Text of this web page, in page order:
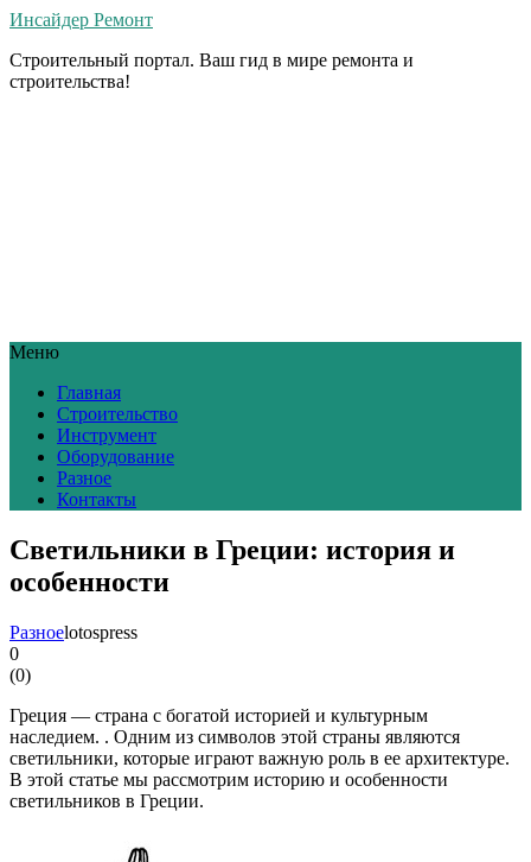
Инсайдер Ремонт
Строительный портал. Ваш гид в мире ремонта и
строительства!
Меню
Главная
Строительство
Инструмент
Оборудование
Разное
Контакты
Светильники в Греции: история и
особенности
Разноеlotospress
0
(0)
Греция — страна с богатой историей и культурным
наследием. . Одним из символов этой страны являются
светильники, которые играют важную роль в ее архитектуре.
В этой статье мы рассмотрим историю и особенности
светильников в Греции.